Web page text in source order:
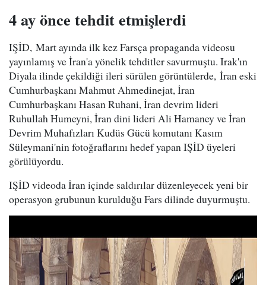
4 ay önce tehdit etmişlerdi
IŞİD, Mart ayında ilk kez Farsça propaganda videosu
yayınlamış ve İran'a yönelik tehditler savurmuştu. Irak'ın
Diyala ilinde çekildiği ileri sürülen görüntülerde, İran eski
Cumhurbaşkanı Mahmut Ahmedinejat, İran
Cumhurbaşkanı Hasan Ruhani, İran devrim lideri
Ruhullah Humeyni, İran dini lideri Ali Hamaney ve İran
Devrim Muhafızları Kudüs Gücü komutanı Kasım
Süleymani'nin fotoğraflarını hedef yapan IŞİD üyeleri
görülüyordu.
IŞİD videoda İran içinde saldırılar düzenleyecek yeni bir
operasyon grubunun kurulduğu Fars dilinde duyurmuştu.